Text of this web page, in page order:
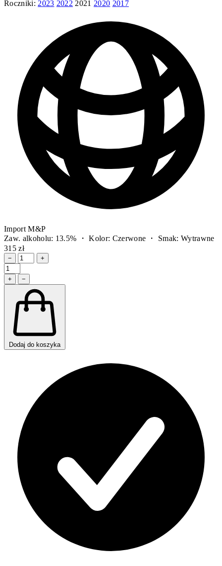
Roczniki: 2023 2022 2021 2020 2017
Import M&P
Zaw. alkoholu: 13.5% ・ Kolor: Czerwone ・ Smak: Wytrawne
315 zł
− +
+ −
Dodaj do koszyka